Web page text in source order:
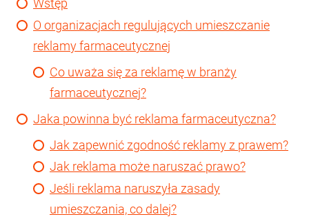
Wstęp
O organizacjach regulujących umieszczanie
reklamy farmaceutycznej
Co uważa się za reklamę w branży
farmaceutycznej?
Jaka powinna być reklama farmaceutyczna?
Jak zapewnić zgodność reklamy z prawem?
Jak reklama może naruszać prawo?
Jeśli reklama naruszyła zasady
umieszczania, co dalej?